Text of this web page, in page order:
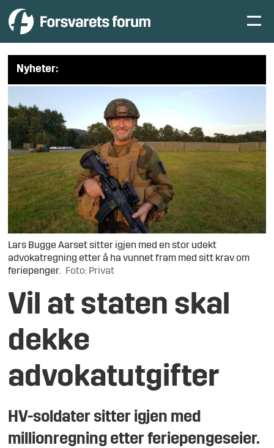
Nyheter:
Lars Bugge Aarset sitter igjen med en stor udekt
advokatregning etter å ha vunnet fram med sitt krav om
feriepenger.
Foto: Privat
Vil at staten skal
dekke
advokatutgifter
HV-soldater sitter igjen med
millionregning etter feriepengeseier.